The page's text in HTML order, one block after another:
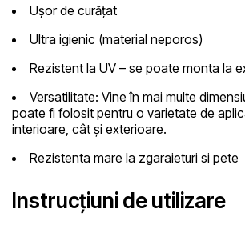
Ușor de curățat
Ultra igienic (material neporos)
Rezistent la UV – se poate monta la
Versatilitate: Vine în mai multe
poate fi folosit pentru o varietate de
interioare, cât și exterioare.
Rezistenta mare la zgaraieturi si pete
Instrucțiuni de utilizare